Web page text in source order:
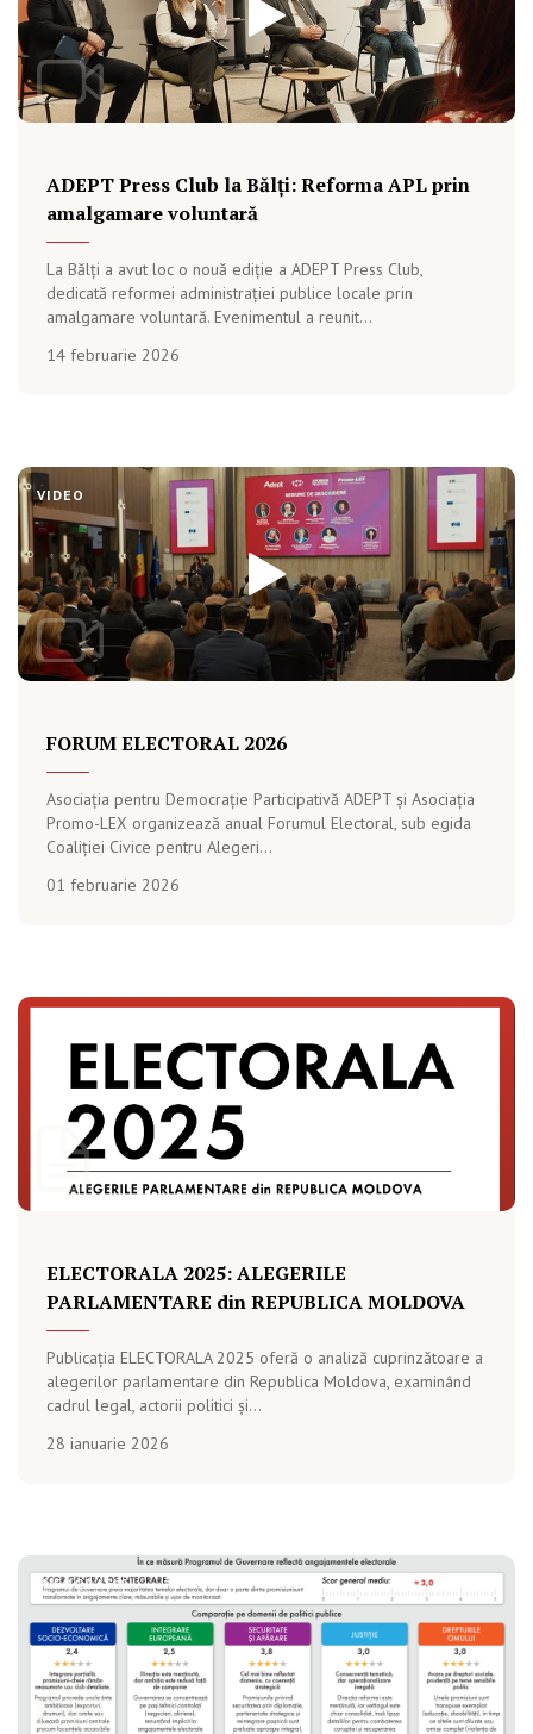
ADEPT Press Club la Bălți: Reforma APL prin
amalgamare voluntară
La Bălți a avut loc o nouă ediție a ADEPT Press Club,
dedicată reformei administrației publice locale prin
amalgamare voluntară. Evenimentul a reunit...
14 februarie 2026
VIDEO
FORUM ELECTORAL 2026
Asociația pentru Democrație Participativă ADEPT și Asociația
Promo-LEX organizează anual Forumul Electoral, sub egida
Coaliției Civice pentru Alegeri...
01 februarie 2026
ELECTORALA 2025: ALEGERILE
PARLAMENTARE din REPUBLICA MOLDOVA
Publicația ELECTORALA 2025 oferă o analiză cuprinzătoare a
alegerilor parlamentare din Republica Moldova, examinând
cadrul legal, actorii politici și...
28 ianuarie 2026
INFOGRAFIC